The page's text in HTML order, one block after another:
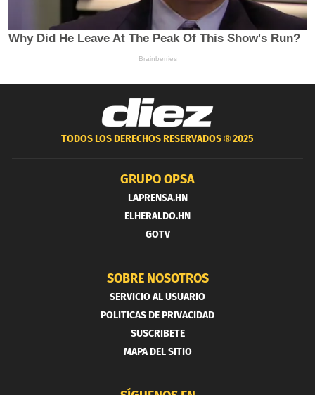
TODOS LOS DERECHOS RESERVADOS ®2025
GRUPO OPSA
LAPRENSA.HN
ELHERALDO.HN
GOTV
SOBRE NOSOTROS
SERVICIO AL USUARIO
POLITICAS DE PRIVACIDAD
SUSCRIBETE
MAPA DEL SITIO